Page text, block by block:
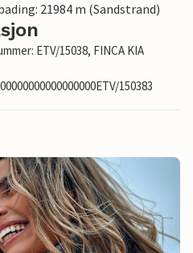
21984 m (Sandstrand)
ETV/15038, FINCA KIA
150383